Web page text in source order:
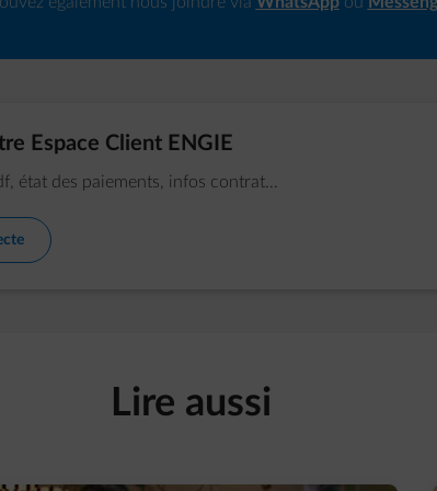
Espace Client ENGIE
état des paiements, infos contrat...
Lire aussi